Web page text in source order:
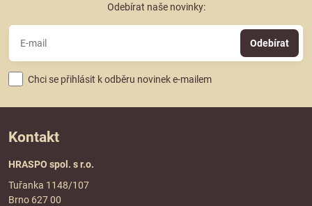
Odebírat naše novinky:
Odebírat
Chci se přihlásit k odběru novinek e-mailem
Kontakt
HRASPO spol. s r.o.
Tuřanka 1148/107
Brno 627 00